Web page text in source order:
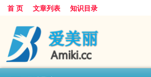
首 页 文章列表 知识目录